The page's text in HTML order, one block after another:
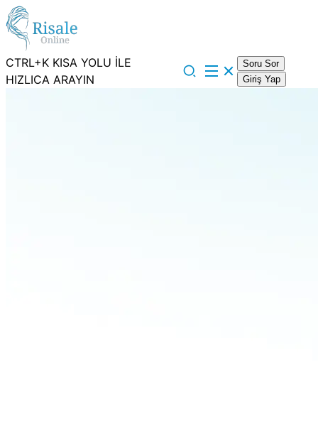
CTRL+K KISA YOLU İLE
HIZLICA ARAYIN
Soru Sor
Giriş Yap